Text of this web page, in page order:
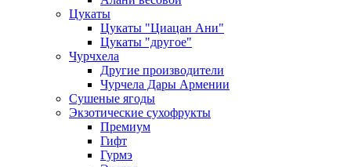
Цукаты
Цукаты "Циацан Ани"
Цукаты "другое"
Чурчхела
Другие производители
Чурчела Дары Армении
Сушеные ягоды
Экзотические сухофрукты
Премиум
Гифт
Гурмэ